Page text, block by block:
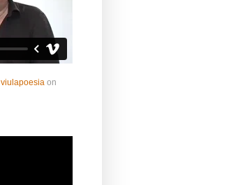
viulapoesia on